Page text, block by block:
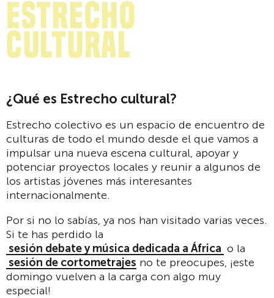
Estrecho
cultural
¿Qué es Estrecho cultural?
Estrecho colectivo es un espacio de encuentro de
culturas de todo el mundo desde el que vamos a
impulsar una nueva escena cultural, apoyar y
potenciar proyectos locales y reunir a algunos de
los artistas jóvenes más interesantes
internacionalmente.
Por si no lo sabías, ya nos han visitado varias veces.
Si te has perdido la
sesión debate y música dedicada a África o la
sesión de cortometrajes no te preocupes, ¡este
domingo vuelven a la carga con algo muy
especial!